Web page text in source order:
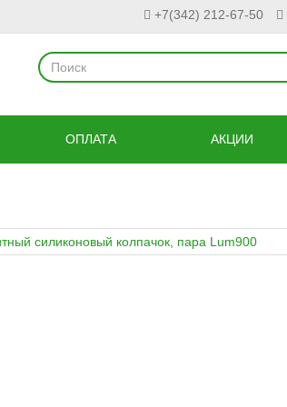
+7(342) 212-67-50
ОПЛАТА АКЦИИ